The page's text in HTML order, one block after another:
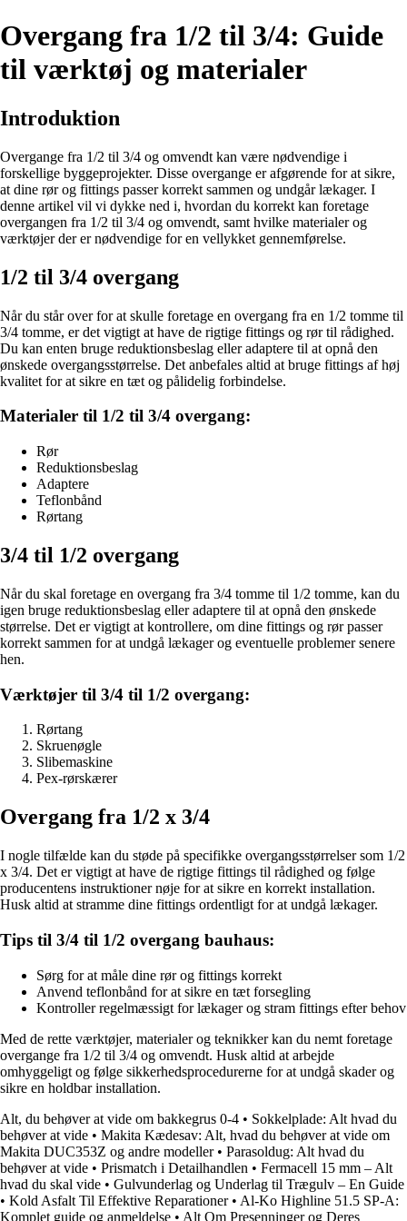
Overgang fra 1/2 til 3/4: Guide
til værktøj og materialer
Introduktion
Overgange fra 1/2 til 3/4 og omvendt kan være nødvendige i
forskellige byggeprojekter. Disse overgange er afgørende for at sikre,
at dine rør og fittings passer korrekt sammen og undgår lækager. I
denne artikel vil vi dykke ned i, hvordan du korrekt kan foretage
overgangen fra 1/2 til 3/4 og omvendt, samt hvilke materialer og
værktøjer der er nødvendige for en vellykket gennemførelse.
1/2 til 3/4 overgang
Når du står over for at skulle foretage en overgang fra en 1/2 tomme til
3/4 tomme, er det vigtigt at have de rigtige fittings og rør til rådighed.
Du kan enten bruge reduktionsbeslag eller adaptere til at opnå den
ønskede overgangsstørrelse. Det anbefales altid at bruge fittings af høj
kvalitet for at sikre en tæt og pålidelig forbindelse.
Materialer til 1/2 til 3/4 overgang:
Rør
Reduktionsbeslag
Adaptere
Teflonbånd
Rørtang
3/4 til 1/2 overgang
Når du skal foretage en overgang fra 3/4 tomme til 1/2 tomme, kan du
igen bruge reduktionsbeslag eller adaptere til at opnå den ønskede
størrelse. Det er vigtigt at kontrollere, om dine fittings og rør passer
korrekt sammen for at undgå lækager og eventuelle problemer senere
hen.
Værktøjer til 3/4 til 1/2 overgang:
Rørtang
Skruenøgle
Slibemaskine
Pex-rørskærer
Overgang fra 1/2 x 3/4
I nogle tilfælde kan du støde på specifikke overgangsstørrelser som 1/2
x 3/4. Det er vigtigt at have de rigtige fittings til rådighed og følge
producentens instruktioner nøje for at sikre en korrekt installation.
Husk altid at stramme dine fittings ordentligt for at undgå lækager.
Tips til 3/4 til 1/2 overgang bauhaus:
Sørg for at måle dine rør og fittings korrekt
Anvend teflonbånd for at sikre en tæt forsegling
Kontroller regelmæssigt for lækager og stram fittings efter behov
Med de rette værktøjer, materialer og teknikker kan du nemt foretage
overgange fra 1/2 til 3/4 og omvendt. Husk altid at arbejde
omhyggeligt og følge sikkerhedsprocedurerne for at undgå skader og
sikre en holdbar installation.
Alt, du behøver at vide om bakkegrus 0-4 • Sokkelplade: Alt hvad du
behøver at vide • Makita Kædesav: Alt, hvad du behøver at vide om
Makita DUC353Z og andre modeller• Parasoldug: Alt hvad du
behøver at vide • Prismatch i Detailhandlen • Fermacell 15 mm – Alt
hvad du skal vide • Gulvunderlag og Underlag til Trægulv – En Guide
• Kold Asfalt Til Effektive Reparationer• Al-Ko Highline 51.5 SP-A:
Komplet guide og anmeldelse • Alt Om Presenninger og Deres